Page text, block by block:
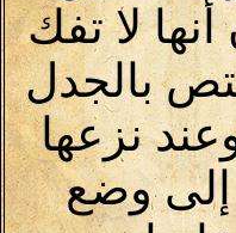
لا تفك
بالجدل
نزعها
إلى وضع